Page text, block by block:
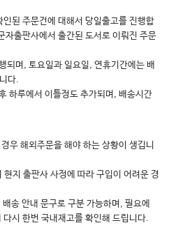
된 주문건에 대해서 당일출고를 진행합
출판사에서 출간된 도서로 이뤄진 주문
되며, 토요일과 일요일, 연휴기간에는 배
다.
하루에서 이틀정도 추가되며, 배송시간
우 해외주문을 해야 하는 상황이 생깁니
지 출판사 사정에 따라 구입이 어려운 경
송 안내 문구로 구분 가능하며, 필요에
시 한번 국내재고를 확인해 드립니다.